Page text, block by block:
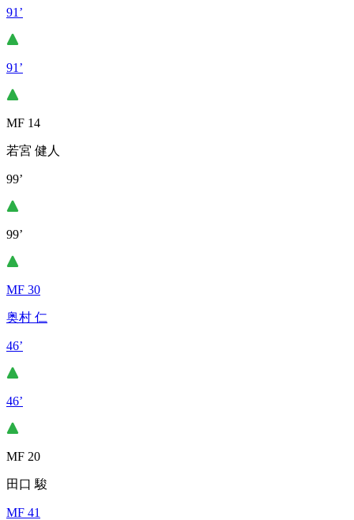
91’
91’
MF 14
若宮 健人
99’
99’
MF 30
奥村 仁
46’
46’
MF 20
田口 駿
MF 41